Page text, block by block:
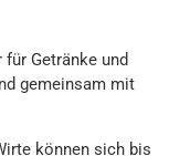
Getränke und
gemeinsam mit
können sich bis